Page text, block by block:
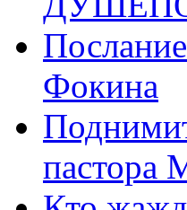
Фокина
пастора